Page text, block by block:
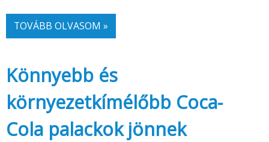
TOVÁBB OLVASOM »
Könnyebb és
környezetkímélőbb Coca-
Cola palackok jönnek